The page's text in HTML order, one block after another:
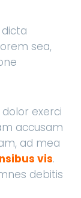
sea,
exerci
accusam
ad mea
vis.
debitis